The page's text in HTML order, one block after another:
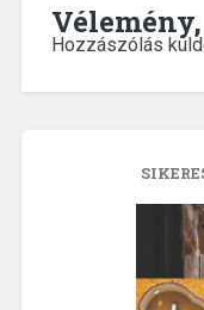
Hozzászólás